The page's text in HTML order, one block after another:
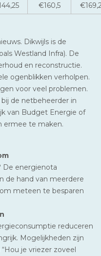
€160,5
Dikwijls is de
Westland Infra). De
en reconstructie.
ogenblikken verholpen.
voor veel problemen.
de netbeheerder in
van Budget Energie of
ermee te maken.
De energienota
de hand van meerdere
meteen te besparen
reduceren
Mogelijkheden zijn
je vriezer zoveel